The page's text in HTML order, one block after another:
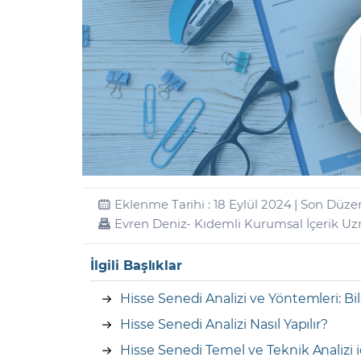
Zarar Olasılığınız Forex Nedir?
Borsa Nedir Model Portföy
İŞLEM PLATFORMLARI
GCM Trader Eğitim Videoları
Sorularla Borsa Finans Sözlüğü
Yurt Dışı Bilanço Takvimi Yurt İçi
Yasal Bildirimler Para Güvenliği
Eklenme Tarihi : 18 Eylül 2024 | Son
Evren Deniz- Kıdemli Kurumsal İçerik
İlgili Başlıklar
Hisse Senedi Analizi ve Yöntemleri:
Hisse Senedi Analizi Nasıl Yapılır?
Hisse Senedi Temel ve Teknik Analizi